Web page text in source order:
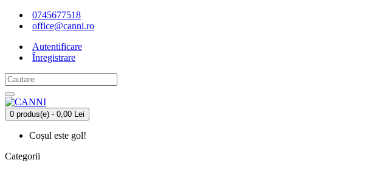
0745677518
office@canni.ro
Autentificare
Înregistrare
0 produs(e) - 0,00 Lei
Coșul este gol!
Categorii